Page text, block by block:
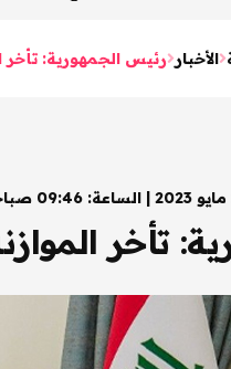
الأخبار رئيس الجمهورية: تأخر
تأخر